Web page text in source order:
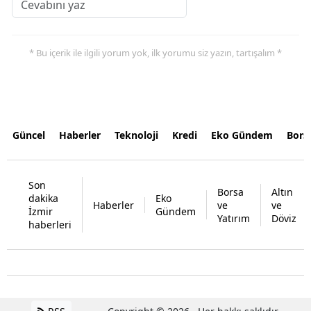
* Bu içerik ile ilgili yorum yok, ilk yorumu siz yazın, tartışalım *
Güncel Haberler Teknoloji Kredi Eko Gündem
Son
dakika
İzmir
haberleri
Haberler
Eko
Gündem
Borsa
ve
Yatırım
Altın
ve
Döviz